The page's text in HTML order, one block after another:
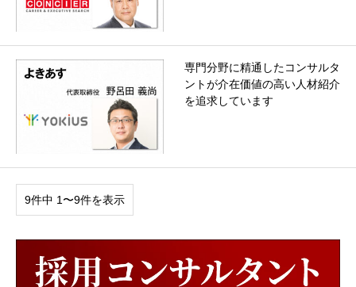
専門分野に精通したコンサルタ
ントが介在価値の高い人材紹介
を追求しています
9件中 1〜9件を表示